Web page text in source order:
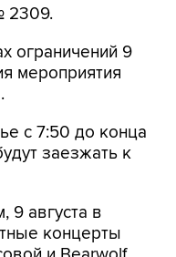
2309.
ограничений 9
мероприятия
с 7:50 до конца
заезжать к
9 августа в
концерты